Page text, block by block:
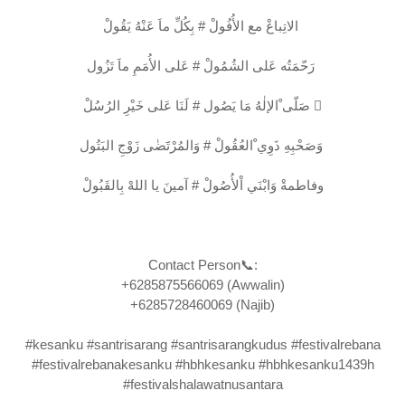
صَلّى ْالإلٰهُ مَا يَصُول # لَنَا عَلى خَيْرِ الرُسُلْ ‎َ
وفاطمةْ وَابْنَي اْلأُصُولْ # آمينَ يا اللهْ بِالقَبُولْ
Contact Person📞:
+6285875566069 (Awwalin)
+6285728460069 (Najib)
#kesanku #santrisarang #santrisarangkudus #festivalrebana
#festivalrebanakesanku #hbhkesanku #hbhkesanku1439h
#festivalshalawatnusantara